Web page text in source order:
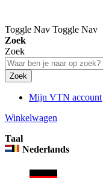
Toggle Nav Toggle Nav
Zoek
Zoek
Zoek
Mijn VTN account
Winkelwagen
Taal
Nederlands